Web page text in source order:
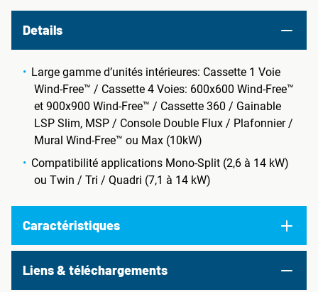
Details
Large gamme d’unités intérieures: Cassette 1 Voie
Wind-Free™ / Cassette 4 Voies: 600x600 Wind-Free™
et 900x900 Wind-Free™ / Cassette 360 / Gainable
LSP Slim, MSP / Console Double Flux / Plafonnier /
Mural Wind-Free™ ou Max (10kW)
Compatibilité applications Mono-Split (2,6 à 14 kW)
ou Twin / Tri / Quadri (7,1 à 14 kW)
Caractéristiques
Liens & téléchargements